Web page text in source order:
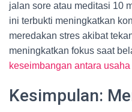
jalan sore atau meditasi 10
ini terbukti meningkatkan
meredakan stres akibat
meningkatkan fokus saat
keseimbangan antara
Kesimpulan: